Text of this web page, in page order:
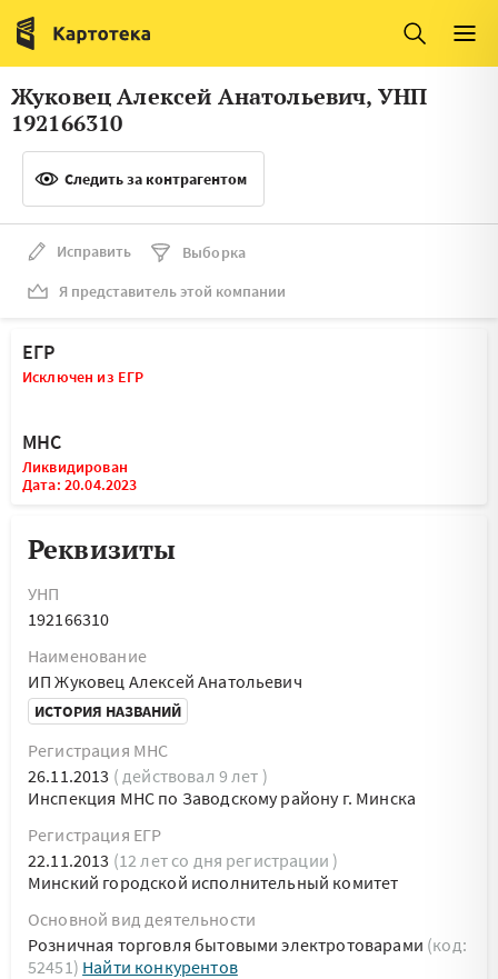
Италия
Люксембург
Литва
Латвия
Словения
Франция
Швеция
Мальта
Жуковец Алексей Анатольевич, УНП
192166310
Следить за контрагентом
Исправить
Выборка
Я представитель этой компании
ЕГР
Исключен из ЕГР
МНС
Ликвидирован
Дата: 20.04.2023
Реквизиты
УНП
192166310
Наименование
ИП Жуковец Алексей Анатольевич
ИСТОРИЯ НАЗВАНИЙ
Регистрация МНС
26.11.2013 ( действовал 9 лет )
Инспекция МНС по Заводскому району г. Минска
Регистрация ЕГР
22.11.2013 (12 лет со дня регистрации )
Минский городской исполнительный комитет
Основной вид деятельности
Розничная торговля бытовыми электротоварами (код:
52451) Найти конкурентов